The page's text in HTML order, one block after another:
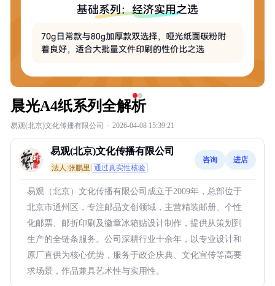
晨光A4纸系列全解析
易观(北京)文化传播有限公司 · 2026-04-08 15:39:21
易观(北京)文化传播有限公司
法人:张鹏里 通过真实性核验
咨询 进店
易观（北京）文化传播有限公司成立于2009年，总部位于
北京市通州区，专注邮品文创领域，主营精装邮册、个性
化邮票、邮折印刷及徽章冰箱贴设计制作，提供从策划到
生产的全链条服务。公司深耕行业十余年，以专业设计和
原厂直供为核心优势，服务于政企庆典、文化宣传等高要
求场景，作品兼具艺术性与实用性。